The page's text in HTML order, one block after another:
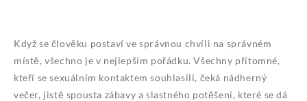
Když se člověku postaví ve správnou chvíli na správném
místě, všechno je v nejlepším pořádku. Všechny přítomné,
kteří se sexuálním kontaktem souhlasili, čeká nádherný
večer, jistě spousta zábavy a slastného potěšení, které se dá